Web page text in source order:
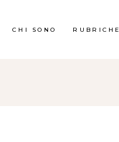
CHI SONO RUBRICHE